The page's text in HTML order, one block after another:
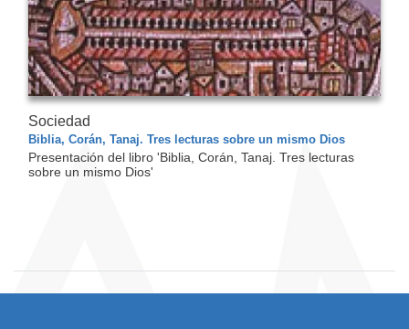
Sociedad
Biblia, Corán, Tanaj. Tres lecturas sobre un mismo Dios
Presentación del libro 'Biblia, Corán, Tanaj. Tres lecturas
sobre un mismo Dios'